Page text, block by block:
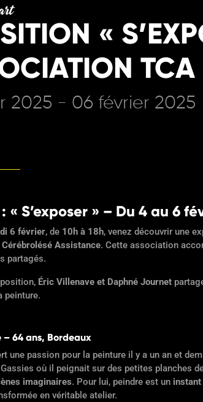
«
TCA
2025 - 06 février 2025
« S’exposer » – Du 4 au 6
6 février, de 10h à 18h, venez découvrir une
Cérébrolésé Assistance. Cette association
partagés.
Éric Villenave et Daphné Journet
peinture.
– 64 ans, Bordeaux
une passion pour la peinture il y a un an et
où il peignait sur des petites planches
imaginaires. Pour lui, peindre est un instant
en véritable atelier.